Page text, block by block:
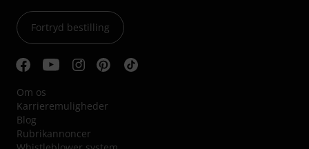
Fortryd bestilling
Om os
Karrieremuligheder
Blog
Rubrikannoncer